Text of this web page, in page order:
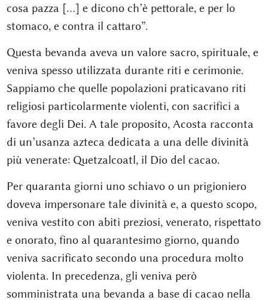
cosa pazza […] e dicono ch’è pettorale, e per lo
stomaco, e contra il cattaro”.
Questa bevanda aveva un valore sacro, spirituale, e
veniva spesso utilizzata durante riti e cerimonie.
Sappiamo che quelle popolazioni praticavano riti
religiosi particolarmente violenti, con sacrifici a
favore degli Dei. A tale proposito, Acosta racconta
di un’usanza azteca dedicata a una delle divinità
più venerate: Quetzalcoatl, il Dio del cacao.
Per quaranta giorni uno schiavo o un prigioniero
doveva impersonare tale divinità e, a questo scopo,
veniva vestito con abiti preziosi, venerato, rispettato
e onorato, fino al quarantesimo giorno, quando
veniva sacrificato secondo una procedura molto
violenta. In precedenza, gli veniva però
somministrata una bevanda a base di cacao nella